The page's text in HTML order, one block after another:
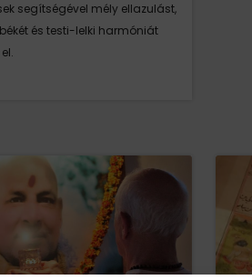
segítségével mély ellazulást,
és testi-lelki harmóniát